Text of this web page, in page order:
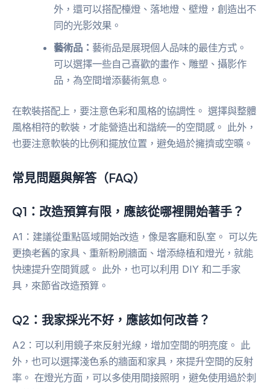
外，還可以搭配檯燈、落地燈、壁燈，創造出不
同的光影效果。
藝術品： 藝術品是展現個人品味的最佳方式。
可以選擇一些自己喜歡的畫作、雕塑、攝影作
品，為空間增添藝術氣息。
在軟裝搭配上，要注意色彩和風格的協調性。 選擇與整體
風格相符的軟裝，才能營造出和諧統一的空間感。 此外，
也要注意軟裝的比例和擺放位置，避免過於擁擠或空曠。
常見問題與解答（FAQ）
Q1：改造預算有限，應該從哪裡開始著手？
A1：建議從重點區域開始改造，像是客廳和臥室。 可以先
更換老舊的家具、重新粉刷牆面、增添綠植和燈光，就能
快速提升空間質感。 此外，也可以利用 DIY 和二手家
具，來節省改造預算。
Q2：我家採光不好，應該如何改善？
A2：可以利用鏡子來反射光線，增加空間的明亮度。 此
外，也可以選擇淺色系的牆面和家具，來提升空間的反射
率。 在燈光方面，可以多使用間接照明，避免使用過於刺